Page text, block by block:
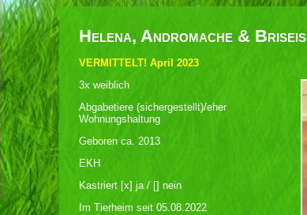
Helena, Andromache & Briseis
VERMITTELT! April 2023
3x weiblich
Abgabetiere (sichergestellt)/eher
Wohnungshaltung
Geboren ca. 2013
EKH
Kastriert [x] ja / [] nein
Im Tierheim seit 05.08.2022